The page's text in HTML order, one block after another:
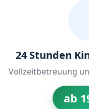
24 Stunden
Vollzeitbetreuung
ab